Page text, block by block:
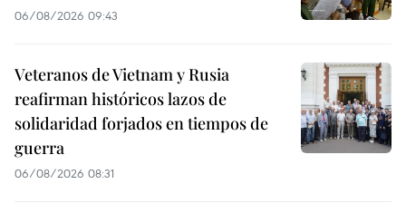
06/08/2026 09:43
Veteranos de Vietnam y Rusia
reafirman históricos lazos de
solidaridad forjados en tiempos de
guerra
06/08/2026 08:31